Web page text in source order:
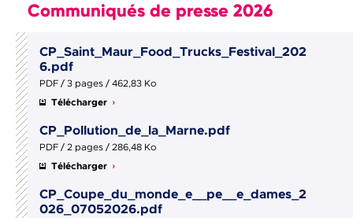
Communiqués de presse 2026
CP_Saint_Maur_Food_Trucks_Festival_202
6.pdf
PDF / 3 pages / 462,83 Ko
Télécharger
CP_Pollution_de_la_Marne.pdf
PDF / 2 pages / 286,48 Ko
Télécharger
CP_Coupe_du_monde_e__pe__e_dames_2
026_07052026.pdf